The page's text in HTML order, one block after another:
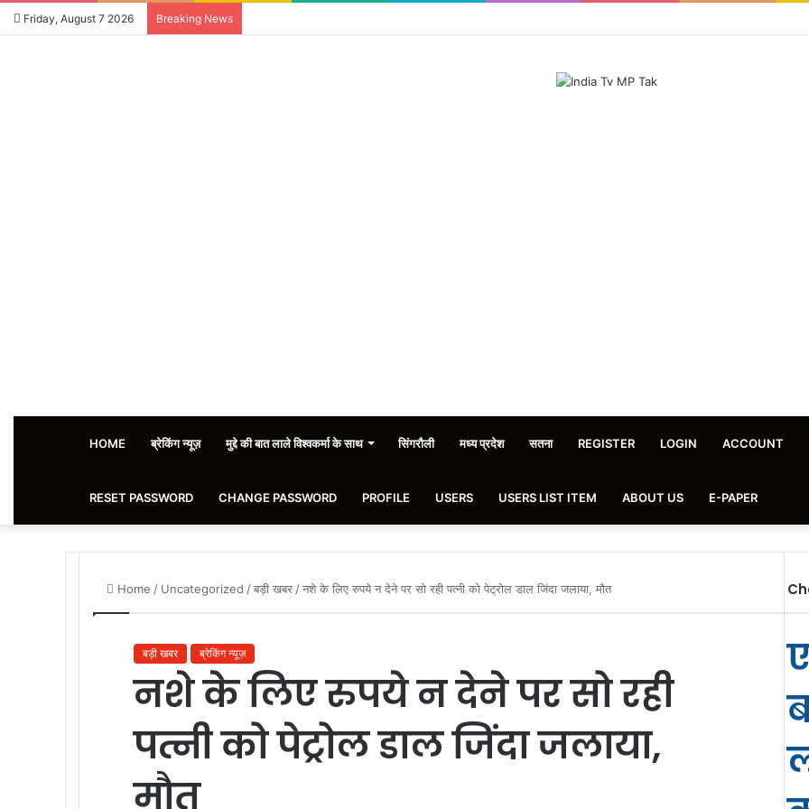
Friday, August 7 2026 Breaking News
HOME ब्रेकिंग न्यूज़ मुद्दे की बात लाले विश्वकर्मा के साथ सिंगरौली मध्य प्रदेश सतना REGISTER LOGIN ACCOUNT
RESET PASSWORD CHANGE PASSWORD PROFILE USERS USERS LIST ITEM ABOUT US E-PAPER
Home / Uncategorized /बड़ी खबर /नशे के लिए रुपये न देने पर सो रही पत्नी को पेट्रोल डाल जिंदा जलाया, मौत
बड़ी खबर ब्रेकिंग न्यूज़
नशे के लिए रुपये न देने पर सो रही
पत्नी को पेट्रोल डाल जिंदा जलाया,
मौत